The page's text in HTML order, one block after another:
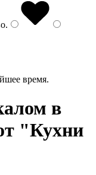
.
время.
в
"Кухни